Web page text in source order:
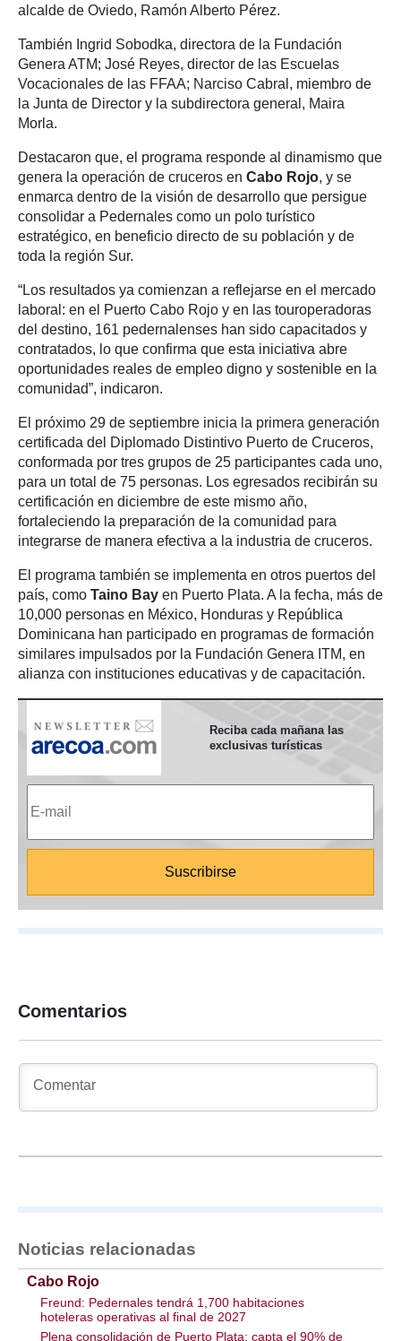
alcalde de Oviedo, Ramón Alberto Pérez.
También Ingrid Sobodka, directora de la Fundación
Genera ATM; José Reyes, director de las Escuelas
Vocacionales de las FFAA; Narciso Cabral, miembro de
la Junta de Director y la subdirectora general, Maira
Morla.
Destacaron que, el programa responde al dinamismo que
genera la operación de cruceros en Cabo Rojo, y se
enmarca dentro de la visión de desarrollo que persigue
consolidar a Pedernales como un polo turístico
estratégico, en beneficio directo de su población y de
toda la región Sur.
“Los resultados ya comienzan a reflejarse en el mercado
laboral: en el Puerto Cabo Rojo y en las touroperadoras
del destino, 161 pedernalenses han sido capacitados y
contratados, lo que confirma que esta iniciativa abre
oportunidades reales de empleo digno y sostenible en la
comunidad”, indicaron.
El próximo 29 de septiembre inicia la primera generación
certificada del Diplomado Distintivo Puerto de Cruceros,
conformada por tres grupos de 25 participantes cada uno,
para un total de 75 personas. Los egresados recibirán su
certificación en diciembre de este mismo año,
fortaleciendo la preparación de la comunidad para
integrarse de manera efectiva a la industria de cruceros.
El programa también se implementa en otros puertos del
país, como Taino Bay en Puerto Plata. A la fecha, más de
10,000 personas en México, Honduras y República
Dominicana han participado en programas de formación
similares impulsados por la Fundación Genera ITM, en
alianza con instituciones educativas y de capacitación.
Reciba cada mañana las
exclusivas turísticas
Comentarios
Noticias relacionadas
Cabo Rojo
Freund: Pedernales tendrá 1,700 habitaciones
hoteleras operativas al final de 2027
Plena consolidación de Puerto Plata: capta el 90% de